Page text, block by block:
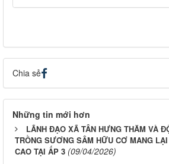
Chia sẻ
Những tin mới hơn
LÃNH ĐẠO XÃ TÂN HƯNG THĂM VÀ
TRỒNG SƯƠNG SÂM HỮU CƠ MANG
CAO TẠI ẤP 3 (09/04/2026)